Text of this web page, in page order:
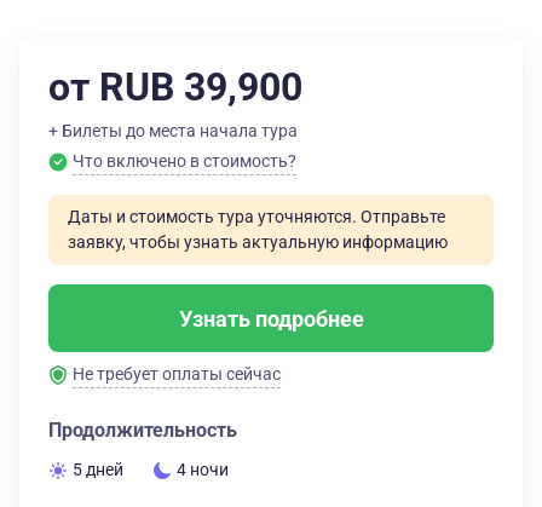
от RUB 39,900
+ Билеты до места начала тура
Что включено в стоимость?
Даты и стоимость тура уточняются. Отправьте
заявку, чтобы узнать актуальную информацию
Узнать подробнее
Не требует оплаты сейчас
Продолжительность
5 дней 4 ночи